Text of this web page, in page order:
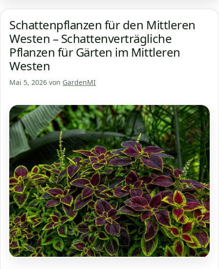
Schattenpflanzen für den Mittleren
Westen – Schattenverträgliche
Pflanzen für Gärten im Mittleren
Westen
Mai 5, 2026 von GardenMI